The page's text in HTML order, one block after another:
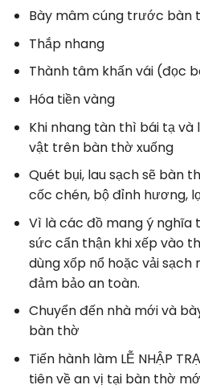
Bày mâm cúng trước bàn
Thắp nhang
Thành tâm khấn vái (đọc
Hóa tiền vàng
Khi nhang tàn thì bái tạ
vật trên bàn thờ xuống
Quét bụi, lau sạch sẽ bàn
cốc chén, bộ đỉnh hương,
Vì là các đồ mang ý nghĩa
sức cẩn thận khi xếp vào
dùng xốp nổ hoặc vải
đảm bảo an toàn.
Chuyển đến nhà mới và
bàn thờ
Tiến hành làm LỄ NHẬP
tiên về an vị tại bàn thờ